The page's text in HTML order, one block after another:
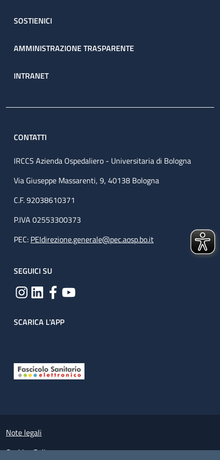
SOSTIENICI
AMMINISTRAZIONE TRASPARENTE
INTRANET
CONTATTI
IRCCS Azienda Ospedaliero - Universitaria di Bologna
Via Giuseppe Massarenti, 9, 40138 Bologna
C.F. 92038610371
P.IVA 02553300373
PEC: PEIdirezione.generale@pec.aosp.bo.it
SEGUICI SU
SCARICA L'APP
Small prints
Note legali
Cookies Policy